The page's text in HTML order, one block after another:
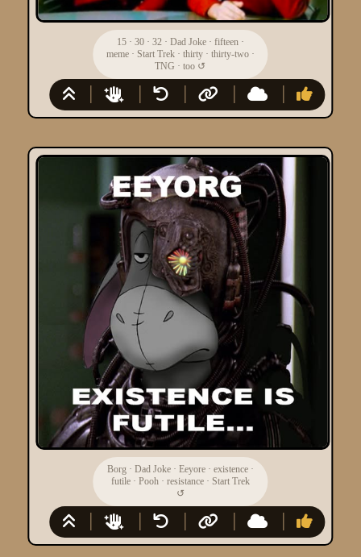
15· 30· 32· Dad Joke· fifteen·
meme· Start Trek· thirty· thirty-two·
TNG ·too ↺
Borg · Dad Joke· Eeyore· existence·
futile· Pooh · resistance· Start Trek
↺